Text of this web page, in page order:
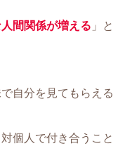
間関係が増える 」と
自分を見てもらえる
個人で付き合うこと